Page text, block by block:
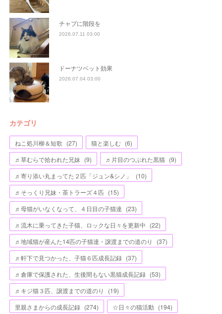
チャプに階段を
2026.07.11 03:00
ドーナツベット効果
2026.07.04 03:00
カテゴリ
ねこ処川柳＆短歌 (27) 猫と楽しむ (6)
♬草むらで拾われた兄妹 (9) ♬片目のつぶれた黒猫 (9)
♬寄り添い丸まってた２匹「ジュン&シノ」
(10)
♬そっくり兄妹・茶トラーズ４匹 (15)
♬母猫がいなくなって、４日目の子猫達 (23)
♬流木に乗ってきた子猫、ロックな日々を更新中 (22)
♬地域猫が産んた14匹の子猫達・譲渡までの道のり
(37)
♬軒下で見つかった、子猫６匹成長記録 (37)
♬倉庫で保護された、生後間もない黒猫成長記録 (53)
♬キジ猫３匹、譲渡までの道のり
(19)
里親さまからの成長記録 (274) ☆日々の猫活動 (194)